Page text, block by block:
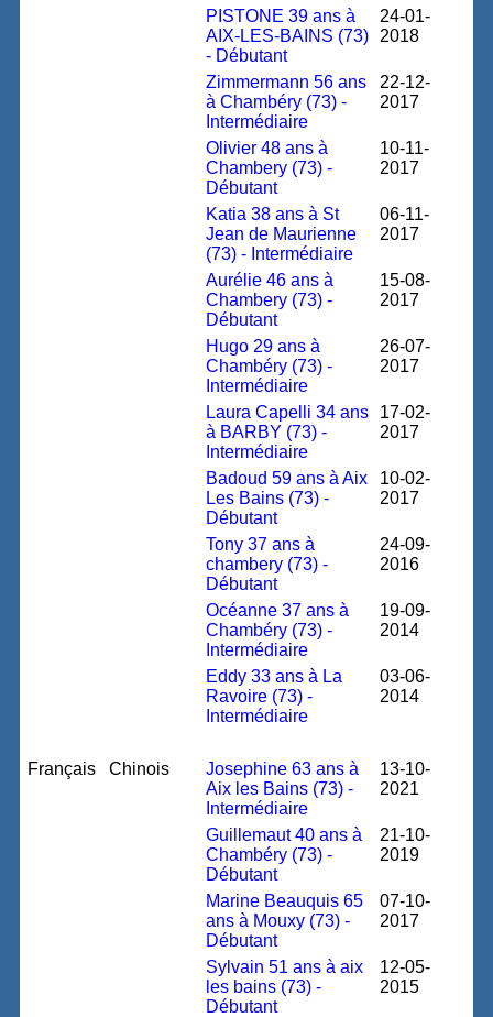
PISTONE 39 ans à
AIX-LES-BAINS (73)
- Débutant
24-01-
2018
Zimmermann 56 ans
à Chambéry (73) -
Intermédiaire
22-12-
2017
Olivier 48 ans à
Chambery (73) -
Débutant
10-11-
2017
Katia 38 ans à St
Jean de Maurienne
(73) - Intermédiaire
06-11-
2017
Aurélie 46 ans à
Chambery (73) -
Débutant
15-08-
2017
Hugo 29 ans à
Chambéry (73) -
Intermédiaire
26-07-
2017
Laura Capelli 34 ans
à BARBY (73) -
Intermédiaire
17-02-
2017
Badoud 59 ans à Aix
Les Bains (73) -
Débutant
10-02-
2017
Tony 37 ans à
chambery (73) -
Débutant
24-09-
2016
Océanne 37 ans à
Chambéry (73) -
Intermédiaire
19-09-
2014
Eddy 33 ans à La
Ravoire (73) -
Intermédiaire
03-06-
2014
Français Chinois
Josephine 63 ans à
Aix les Bains (73) -
Intermédiaire
13-10-
2021
Guillemaut 40 ans à
Chambéry (73) -
Débutant
21-10-
2019
Marine Beauquis 65
ans à Mouxy (73) -
Débutant
07-10-
2017
Sylvain 51 ans à aix
les bains (73) -
Débutant
12-05-
2015